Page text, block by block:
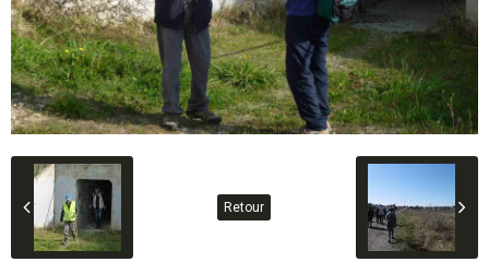
Retour